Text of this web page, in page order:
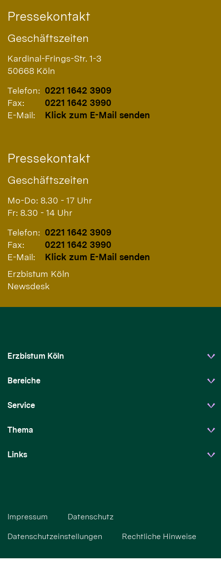
Pressekontakt
Geschäftszeiten
Kardinal-Frings-Str. 1-3
50668 Köln
Telefon: 0221 1642 3909
Fax:
0221 1642 3990
E-Mail:
Klick zum E-Mail senden
Pressekontakt
Geschäftszeiten
Mo-Do: 8.30 - 17 Uhr
Fr: 8.30 - 14 Uhr
Telefon: 0221 1642 3909
Fax:
0221 1642 3990
E-Mail:
Klick zum E-Mail senden
Erzbistum Köln
Newsdesk
Erzbistum Köln
Bereiche
Service
Thema
Links
Impressum Datenschutz
Datenschutzeinstellungen Rechtliche Hinweise